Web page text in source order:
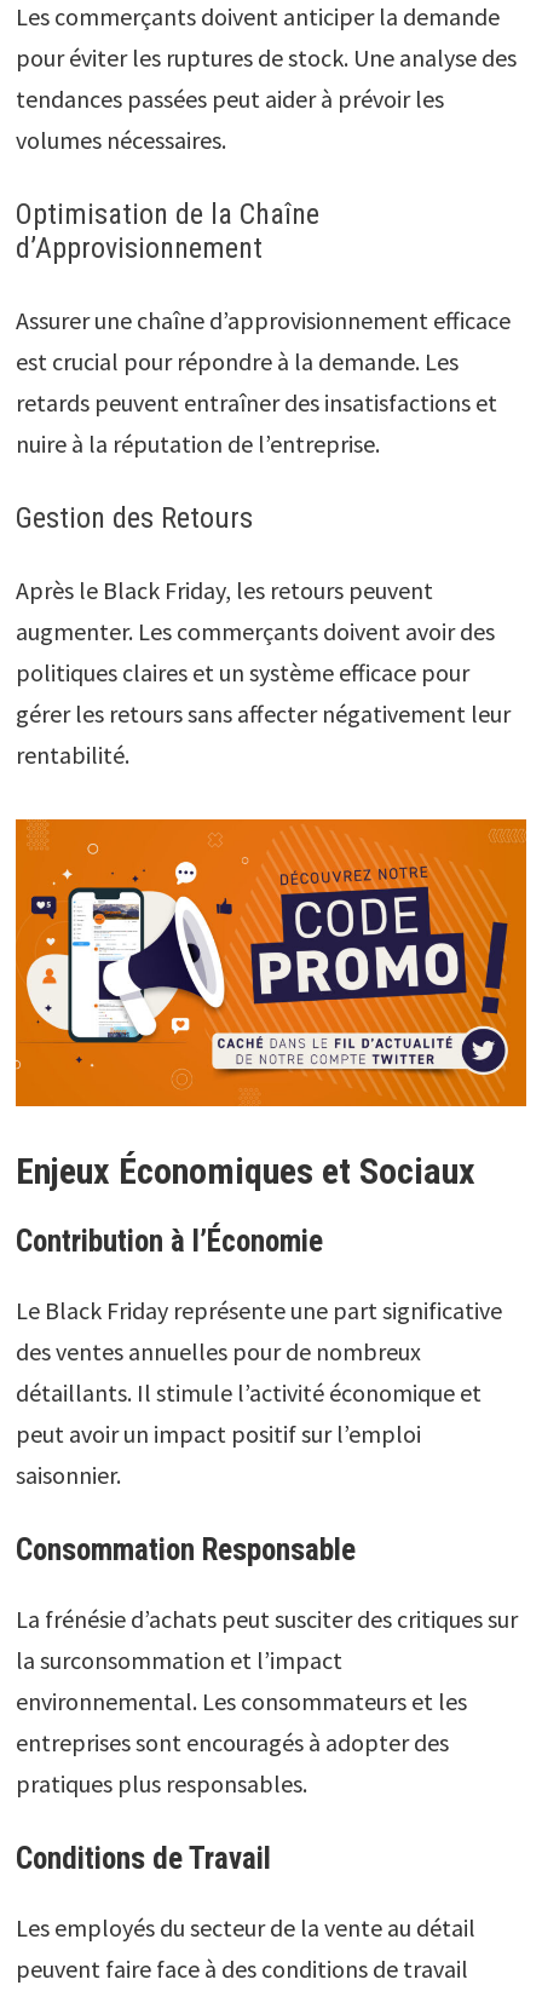
Les commerçants doivent anticiper la demande
pour éviter les ruptures de stock. Une analyse des
tendances passées peut aider à prévoir les
volumes nécessaires.
Optimisation de la Chaîne
d’Approvisionnement
Assurer une chaîne d’approvisionnement efficace
est crucial pour répondre à la demande. Les
retards peuvent entraîner des insatisfactions et
nuire à la réputation de l’entreprise.
Gestion des Retours
Après le Black Friday, les retours peuvent
augmenter. Les commerçants doivent avoir des
politiques claires et un système efficace pour
gérer les retours sans affecter négativement leur
rentabilité.
Enjeux Économiques et Sociaux
Contribution à l’Économie
Le Black Friday représente une part significative
des ventes annuelles pour de nombreux
détaillants. Il stimule l’activité économique et
peut avoir un impact positif sur l’emploi
saisonnier.
Consommation Responsable
La frénésie d’achats peut susciter des critiques sur
la surconsommation et l’impact
environnemental. Les consommateurs et les
entreprises sont encouragés à adopter des
pratiques plus responsables.
Conditions de Travail
Les employés du secteur de la vente au détail
peuvent faire face à des conditions de travail